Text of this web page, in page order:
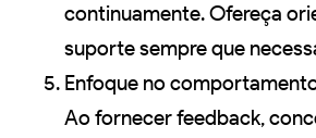
continuamente. Ofereça
suporte sempre que
Enfoque no
Ao fornecer feedback,